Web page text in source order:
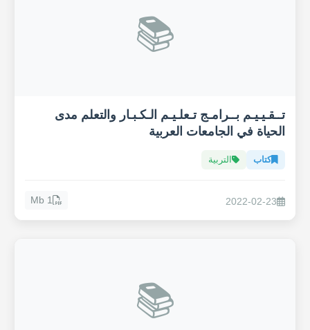
📚
تــقـيـيـم بــرامـج تـعلـيـم الـكـبـار والتعلم مدى
الحياة في الجامعات العربية
كتاب التربية
2022-02-23
1 Mb
📚